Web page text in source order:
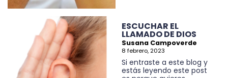
ESCUCHAR EL
LLAMADO DE DIOS
Susana Campoverde
8 febrero, 2023
Si entraste a este blog y
estás leyendo este post